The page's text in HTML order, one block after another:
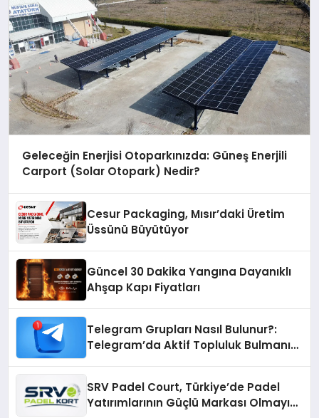
Geleceğin Enerjisi Otoparkınızda: Güneş Enerjili
Carport (Solar Otopark) Nedir?
Cesur Packaging, Mısır’daki Üretim
Üssünü Büyütüyor
Güncel 30 Dakika Yangına Dayanıklı
Ahşap Kapı Fiyatları
Telegram Grupları Nasıl Bulunur?:
Telegram’da Aktif Topluluk Bulmanın
SRV Padel Court, Türkiye’de Padel
Yatırımlarının Güçlü Markası Olmayı